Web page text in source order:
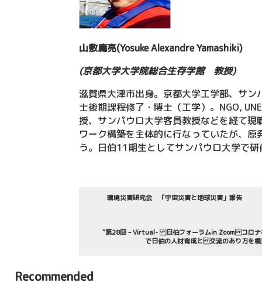
山敷庸亮(Yosuke Alexandre Yamashiki)
(京都大学大学院総合生存学館 教授)
滋賀県大津市出身。京都大学工学部、サ
士後期課程修了・博士（工学）。NGO,
授、サンパウロ大学客員教授などを経て
ワーク構築を主体的に行なっていたが、
う。日伯11期生としてサンパウロ大学で研
環境災害研究会 「宇宙災害と地球災害」報告
“第28回 – Virtual- 日伯フォーラムin Zoom コロナ
で日伯の人材育成と 交流のあり方を
Recommended